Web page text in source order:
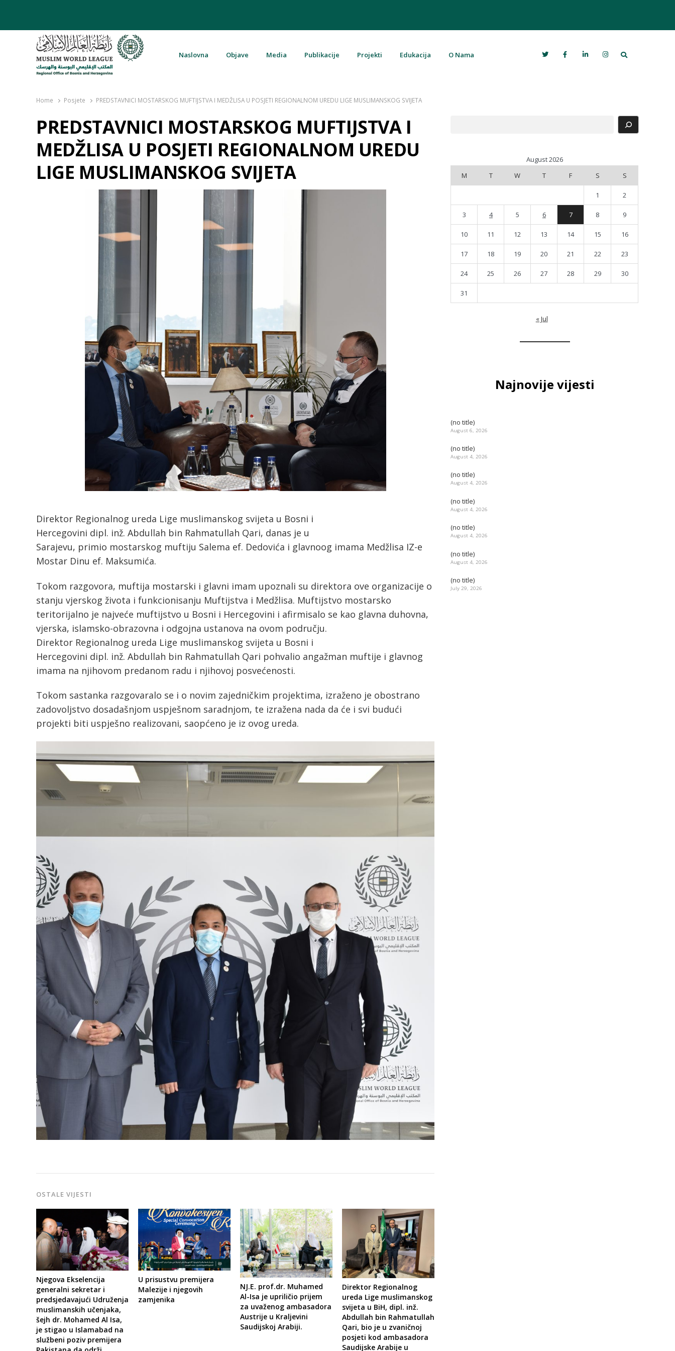
Naslovna Objave Media Publikacije Projekti Edukacija O Nama Search
Home Posjete PREDSTAVNICI MOSTARSKOG MUFTIJSTVA I MEDŽLISA U POSJETI REGIONALNOM UREDU LIGE MUSLIMANSKOG SVIJETA
PREDSTAVNICI MOSTARSKOG MUFTIJSTVA I
MEDŽLISA U POSJETI REGIONALNOM UREDU
LIGE MUSLIMANSKOG SVIJETA
Direktor Regionalnog ureda Lige muslimanskog svijeta u Bosni i
Hercegovini dipl. inž. Abdullah bin Rahmatullah Qari, danas je u
Sarajevu, primio mostarskog muftiju Salema ef. Dedovića i glavnoog imama Medžlisa IZ-e
Mostar Dinu ef. Maksumića.
Tokom razgovora, muftija mostarski i glavni imam upoznali su direktora ove organizacije o
stanju vjerskog života i funkcionisanju Muftijstva i Medžlisa. Muftijstvo mostarsko
teritorijalno je najveće muftijstvo u Bosni i Hercegovini i afirmisalo se kao glavna duhovna,
vjerska, islamsko-obrazovna i odgojna ustanova na ovom području.
Direktor Regionalnog ureda Lige muslimanskog svijeta u Bosni i
Hercegovini dipl. inž. Abdullah bin Rahmatullah Qari pohvalio angažman muftije i glavnog
imama na njihovom predanom radu i njihovoj posvećenosti.
Tokom sastanka razgovaralo se i o novim zajedničkim projektima, izraženo je obostrano
zadovoljstvo dosadašnjom uspješnom saradnjom, te izražena nada da će i svi budući
projekti biti uspješno realizovani, saopćeno je iz ovog ureda.
OSTALE VIJESTI
Njegova Ekselencija
generalni sekretar i
predsjedavajući Udruženja
muslimanskih učenjaka,
šejh dr. Mohamed Al Isa,
je stigao u Islamabad na
službeni poziv premijera
U prisustvu premijera
Malezije i njegovih
zamjenika
NJ.E. prof.dr. Muhamed
Al-Isa je upriličio prijem
za uvaženog ambasadora
Austrije u Kraljevini
Saudijskoj Arabiji.
Direktor Regionalnog
ureda Lige muslimanskog
svijeta u BiH, dipl. inž.
Abdullah bin Rahmatullah
Qari, bio je u zvaničnoj
posjeti kod ambasadora
Saudijske Arabije u
August 2026
M
T W T F S S
1 2
3 4 5 6 7 8 9
10 11 12 13 14 15 16
17 18 19 20 21 22 23
24 25 26 27 28 29 30
31
« Jul
Najnovije vijesti
(no title)
August 6, 2026
(no title)
August 4, 2026
(no title)
August 4, 2026
(no title)
August 4, 2026
(no title)
August 4, 2026
(no title)
August 4, 2026
(no title)
July 29, 2026